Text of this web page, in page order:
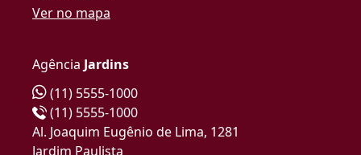
Ver no mapa
Agência Jardins
(11) 5555-1000
(11) 5555-1000
Al. Joaquim Eugênio de Lima, 1281
Jardim Paulista